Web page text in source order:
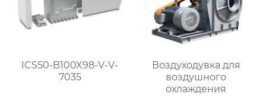
ICS50-B100X98-V-V-
7035
Воздуходувка для
воздушного
охлаждения